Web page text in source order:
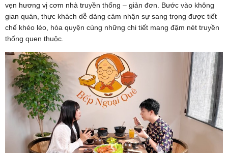
vẹn hương vị cơm nhà truyền thống – giản đơn. Bước vào không
gian quán, thực khách dễ dàng cảm nhận sự sang trọng được tiết
chế khéo léo, hòa quyện cùng những chi tiết mang đậm nét truyền
thống quen thuộc.